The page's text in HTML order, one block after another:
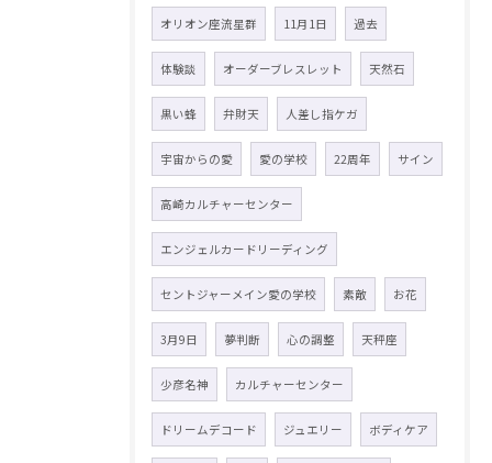
オリオン座流星群 11月1日 過去
体験談 オーダーブレスレット 天然石
黒い蜂 弁財天 人差し指ケガ
宇宙からの愛 愛の学校 22周年 サイン
高崎カルチャーセンター
エンジェルカードリーディング
セントジャーメイン愛の学校 素敵 お花
3月9日 夢判断 心の調整 天秤座
少彦名神 カルチャーセンター
ドリームデコード ジュエリー ボディケア